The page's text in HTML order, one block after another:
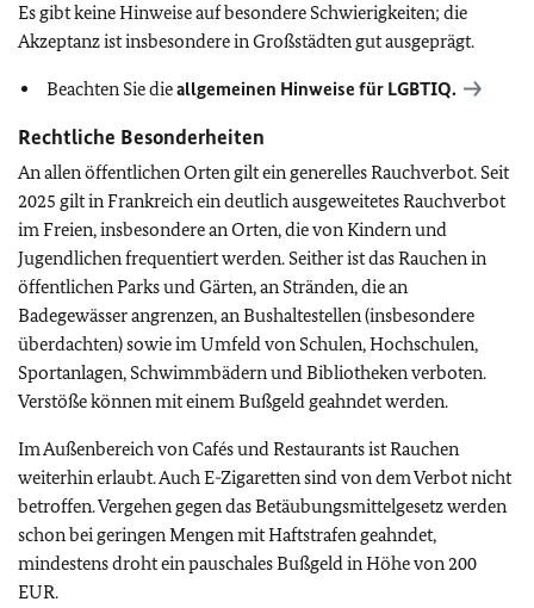
Es gibt keine Hinweise auf besondere Schwierigkeiten; die
Akzeptanz ist insbesondere in Großstädten gut ausgeprägt.
Beachten Sie dieallgemeinen Hinweise für LGBTIQ.
Rechtliche Besonderheiten
An allen öffentlichen Orten gilt ein generelles Rauchverbot. Seit
2025 gilt in Frankreich ein deutlich ausgeweitetes Rauchverbot
im Freien, insbesondere an Orten, die von Kindern und
Jugendlichen frequentiert werden. Seither ist das Rauchen in
öffentlichen Parks und Gärten, an Stränden, die an
Badegewässer angrenzen, an Bushaltestellen (insbesondere
überdachten) sowie im Umfeld von Schulen, Hochschulen,
Sportanlagen, Schwimmbädern und Bibliotheken verboten.
Verstöße können mit einem Bußgeld geahndet werden.
Im Außenbereich von Cafés und Restaurants ist Rauchen
weiterhin erlaubt. Auch E-Zigaretten sind von dem Verbot nicht
betroffen.Vergehen gegen das Betäubungsmittelgesetz werden
schon bei geringen Mengen mit Haftstrafen geahndet,
mindestens droht ein pauschales Bußgeld in Höhe von 200
EUR.